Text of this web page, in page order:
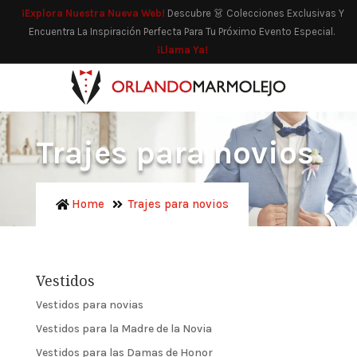
¡Explora Nuestra Nueva Web! Descubre 👗 Colecciones Exclusivas Y
Encuentra La Inspiración Perfecta Para Tu Próximo Evento Especial.
¡Llama Ya!
Trajes para novios
Home Trajes para novios
Vestidos
Vestidos para novias
Vestidos para la Madre de la Novia
Vestidos para las Damas de Honor